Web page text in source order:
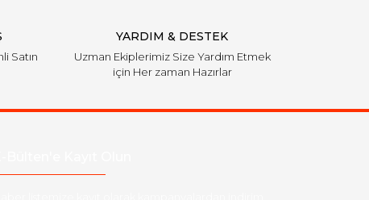
Satın
YARDIM & DESTEK
Uzman Ekiplerimiz Size Yardım Etmek
için Her zaman Hazırlar